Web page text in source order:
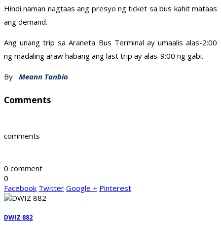
Hindi naman nagtaas ang presyo ng ticket sa bus kahit mataas
ang demand.
Ang unang trip sa Araneta Bus Terminal ay umaalis alas-2:00
ng madaling araw habang ang last trip ay alas-9:00 ng gabi.
By Meann Tanbio
Comments
comments
0 comment
0
Facebook Twitter Google + Pinterest
DWIZ 882